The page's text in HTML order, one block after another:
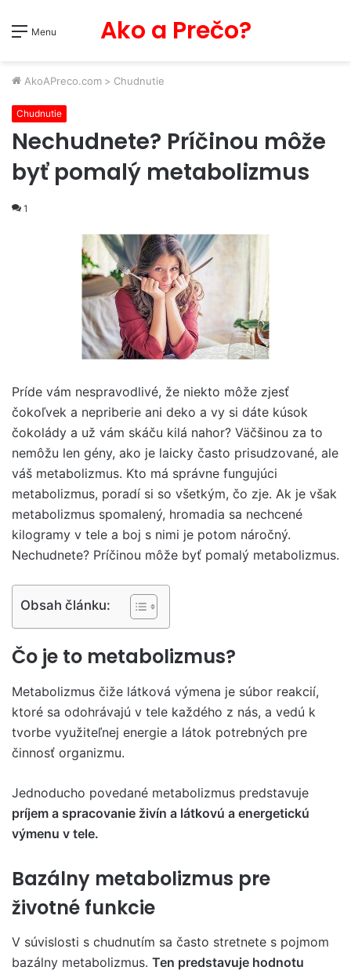
Menu Ako a Prečo?
AkoAPreco.com > Chudnutie
Chudnutie
Nechudnete? Príčinou môže
byť pomalý metabolizmus
1
Príde vám nespravodlivé, že niekto môže zjesť
čokoľvek a nepriberie ani deko a vy si dáte kúsok
čokolády a už vám skáču kilá nahor? Väčšinou za to
nemôžu len gény, ako je laicky často prisudzované, ale
váš metabolizmus. Kto má správne fungujúci
metabolizmus, poradí si so všetkým, čo zje. Ak je však
metabolizmus spomalený, hromadia sa nechcené
kilogramy v tele a boj s nimi je potom náročný.
Nechudnete? Príčinou môže byť pomalý metabolizmus.
Obsah článku:
Čo je to metabolizmus?
Metabolizmus čiže látková výmena je súbor reakcií,
ktoré sa odohrávajú v tele každého z nás, a vedú k
tvorbe využiteľnej energie a látok potrebných pre
činnosť organizmu.
Jednoducho povedané metabolizmus predstavuje
príjem a spracovanie živín a látkovú a energetickú
výmenu v tele.
Bazálny metabolizmus pre
životné funkcie
V súvislosti s chudnutím sa často stretnete s pojmom
bazálny metabolizmus. Ten predstavuje hodnotu